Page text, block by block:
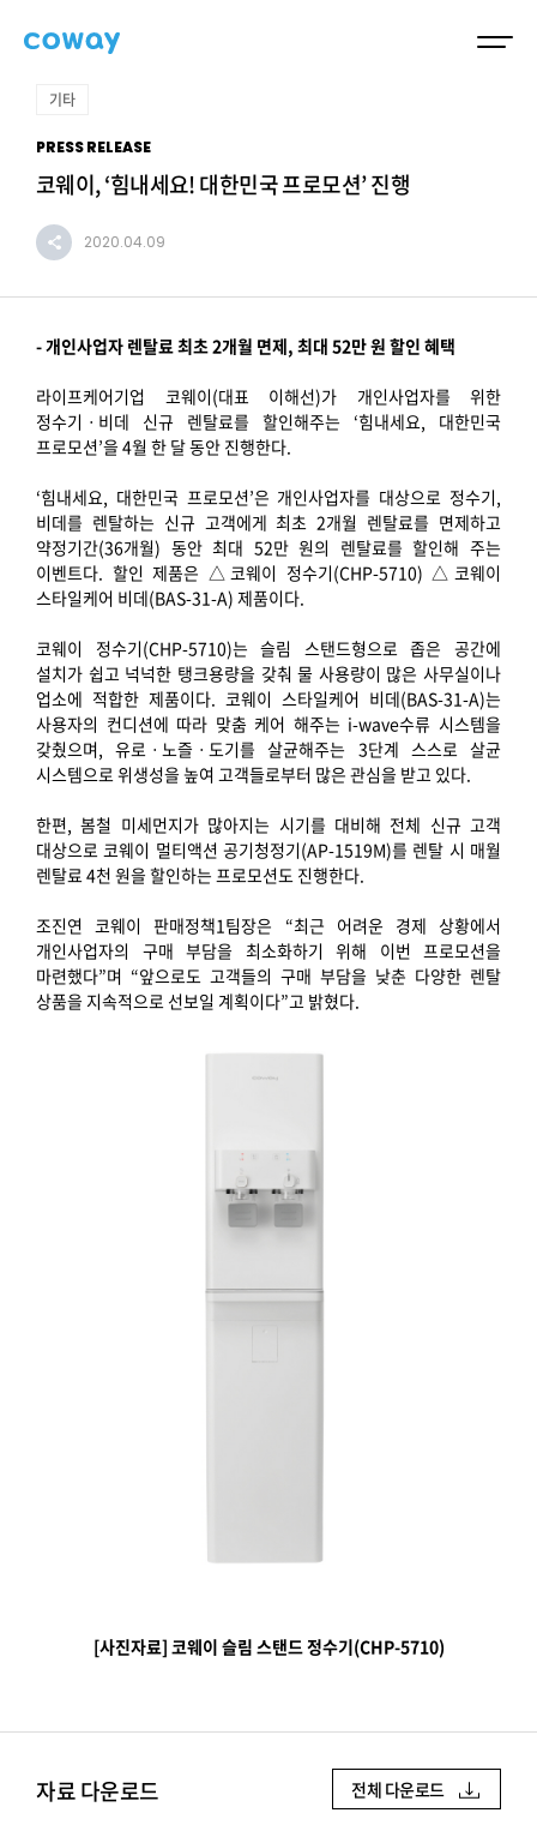
기타
PRESS RELEASE
코웨이, ‘힘내세요! 대한민국 프로모션’ 진행
2020.04.09
- 개인사업자 렌탈료 최초 2개월 면제, 최대 52만 원 할인 혜택
라이프케어기업 코웨이(대표 이해선)가 개인사업자를 위한
정수기ㆍ비데 신규 렌탈료를 할인해주는 ‘힘내세요, 대한민국
프로모션’을 4월 한 달 동안 진행한다.
‘힘내세요, 대한민국 프로모션’은 개인사업자를 대상으로 정수기,
비데를 렌탈하는 신규 고객에게 최초 2개월 렌탈료를 면제하고
약정기간(36개월) 동안 최대 52만 원의 렌탈료를 할인해 주는
이벤트다. 할인 제품은 △코웨이 정수기(CHP-5710) △코웨이
스타일케어 비데(BAS-31-A) 제품이다.
코웨이 정수기(CHP-5710)는 슬림 스탠드형으로 좁은 공간에
설치가 쉽고 넉넉한 탱크용량을 갖춰 물 사용량이 많은 사무실이나
업소에 적합한 제품이다. 코웨이 스타일케어 비데(BAS-31-A)는
사용자의 컨디션에 따라 맞춤 케어 해주는 i-wave수류 시스템을
갖췄으며, 유로ㆍ노즐ㆍ도기를 살균해주는 3단계 스스로 살균
시스템으로 위생성을 높여 고객들로부터 많은 관심을 받고 있다.
한편, 봄철 미세먼지가 많아지는 시기를 대비해 전체 신규 고객
대상으로 코웨이 멀티액션 공기청정기(AP-1519M)를 렌탈 시 매월
렌탈료 4천 원을 할인하는 프로모션도 진행한다.
조진연 코웨이 판매정책1팀장은 “최근 어려운 경제 상황에서
개인사업자의 구매 부담을 최소화하기 위해 이번 프로모션을
마련했다”며 “앞으로도 고객들의 구매 부담을 낮춘 다양한 렌탈
상품을 지속적으로 선보일 계획이다”고 밝혔다.
[사진자료] 코웨이 슬림 스탠드 정수기(CHP-5710)
자료 다운로드 전체 다운로드